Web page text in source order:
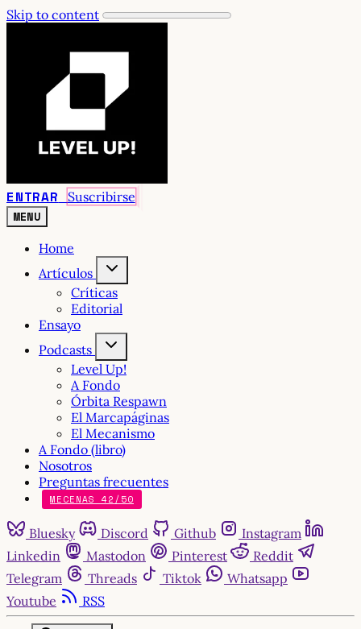
Skip to content
ENTRAR
Suscribirse
MENU
Home
Artículos
Críticas
Editorial
Ensayo
Podcasts
Level Up!
A Fondo
Órbita Respawn
El Marcapáginas
El Mecanismo
A Fondo (libro)
Nosotros
Preguntas frecuentes
MECENAS 42/50
Bluesky Discord Github
Instagram
Linkedin
Mastodon Pinterest
Reddit
Telegram
Threads Tiktok
Whatsapp
Youtube
RSS